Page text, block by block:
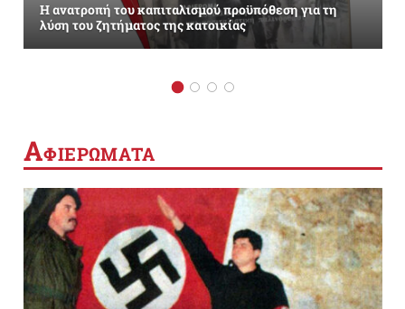
Η ανατροπή του καπιταλισμού προϋπόθεση για τη
λύση του ζητήματος της κατοικίας
ΑΦΙΕΡΩΜΑΤΑ